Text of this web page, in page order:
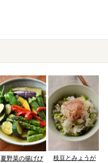
夏野菜の揚げび
枝豆とみょうが